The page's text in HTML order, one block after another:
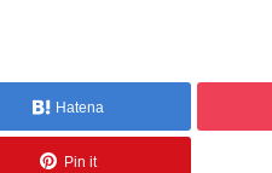
Hatena
Pin it